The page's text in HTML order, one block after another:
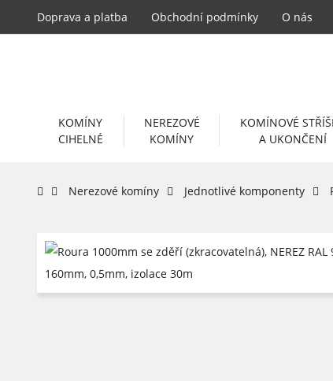
Doprava a platba Obchodní podmínky O nás
KOMÍNY
CIHELNÉ
NEREZOVÉ
KOMÍNY
KOMÍNOVÉ
A UKONČENÍ
Nerezové komíny Jednotlivé komponenty